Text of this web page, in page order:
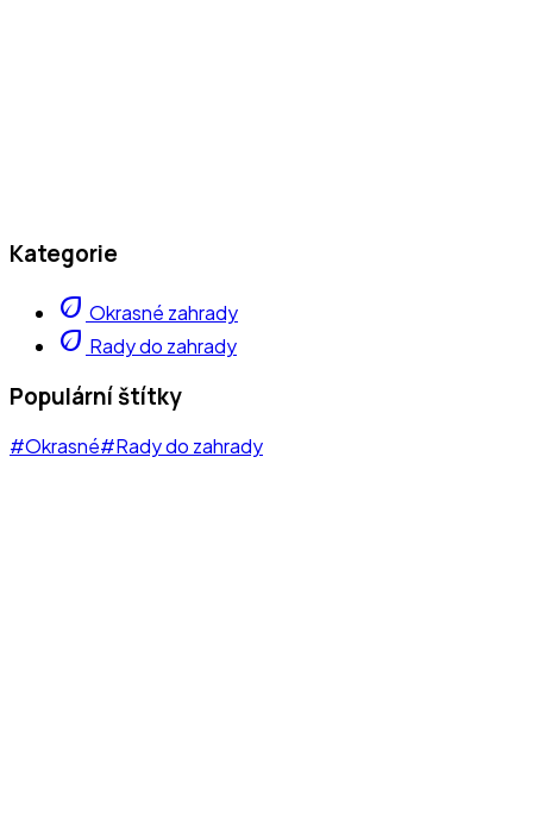
Kategorie
eco Okrasné zahrady
eco Rady do zahrady
Populární štítky
#Okrasné#Rady do zahrady